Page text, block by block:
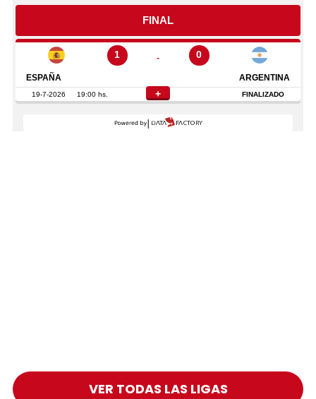
VER TODAS LAS LIGAS